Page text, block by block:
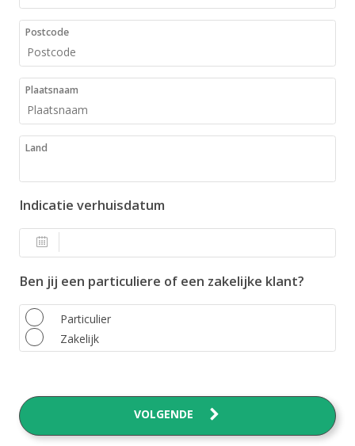
Postcode
Plaatsnaam
Land
Indicatie verhuisdatum
Ben jij een particuliere of een zakelijke klant?
Particulier
Zakelijk
VOLGENDE